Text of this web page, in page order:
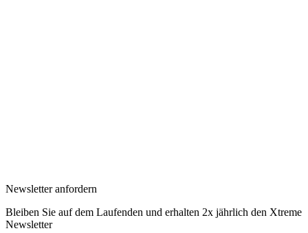
Newsletter anfordern
Bleiben Sie auf dem Laufenden und erhalten 2x jährlich den Xtreme
Newsletter